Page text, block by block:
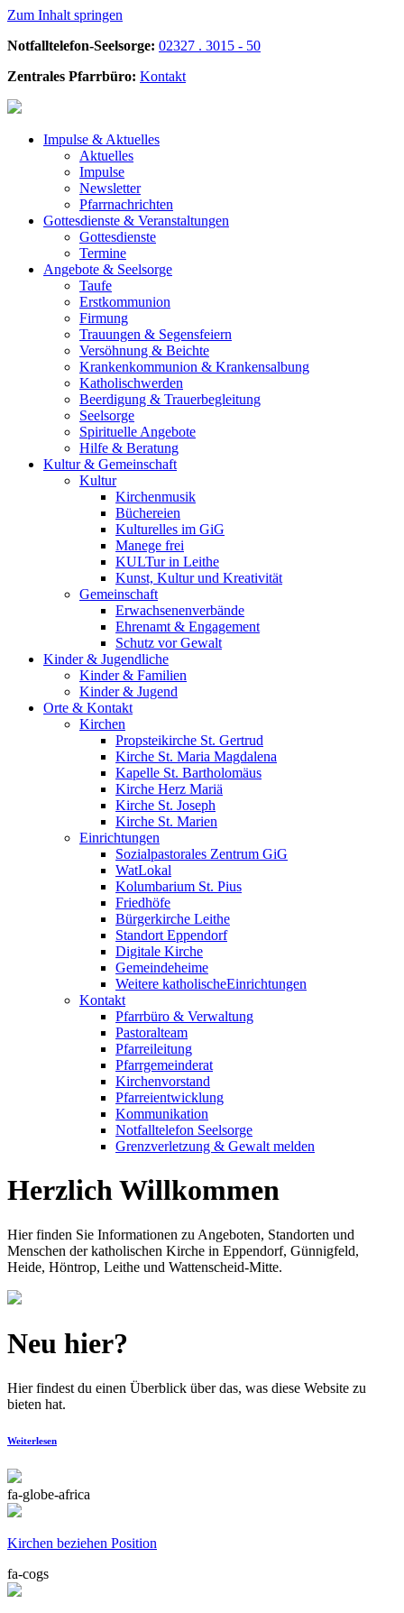
Zum Inhalt springen
Notfalltelefon-Seelsorge: 02327 . 3015 - 50
Zentrales Pfarrbüro: Kontakt
Impulse & Aktuelles
Aktuelles
Impulse
Newsletter
Pfarrnachrichten
Gottesdienste & Veranstaltungen
Gottesdienste
Termine
Angebote & Seelsorge
Taufe
Erstkommunion
Firmung
Trauungen & Segensfeiern
Versöhnung & Beichte
Krankenkommunion & Krankensalbung
Katholischwerden
Beerdigung & Trauerbegleitung
Seelsorge
Spirituelle Angebote
Hilfe & Beratung
Kultur & Gemeinschaft
Kultur
Kirchenmusik
Büchereien
Kulturelles im GiG
Manege frei
KULTur in Leithe
Kunst, Kultur und Kreativität
Gemeinschaft
Erwachsenenverbände
Ehrenamt & Engagement
Schutz vor Gewalt
Kinder & Jugendliche
Kinder & Familien
Kinder & Jugend
Orte & Kontakt
Kirchen
Propsteikirche St. Gertrud
Kirche St. Maria Magdalena
Kapelle St. Bartholomäus
Kirche Herz Mariä
Kirche St. Joseph
Kirche St. Marien
Einrichtungen
Sozialpastorales Zentrum GiG
WatLokal
Kolumbarium St. Pius
Friedhöfe
Bürgerkirche Leithe
Standort Eppendorf
Digitale Kirche
Gemeindeheime
Weitere katholische­­Einrichtungen
Kontakt
Pfarrbüro & Verwaltung
Pastoralteam
Pfarreileitung
Pfarrgemeinderat
Kirchenvorstand
Pfarreientwicklung
Kommunikation
Notfalltelefon Seelsorge
Grenzverletzung & Gewalt melden
Herzlich ­Willkommen
Hier finden Sie Informationen zu Angeboten, Standorten und
Menschen der katholischen Kirche in Eppendorf, Günnigfeld,
Heide, Höntrop, Leithe und Wattenscheid-Mitte.
Neu hier?
Hier findest du einen Überblick über das, was diese Website zu
bieten hat.
Weiterlesen
fa-globe-africa
Kirchen beziehen Position
fa-cogs